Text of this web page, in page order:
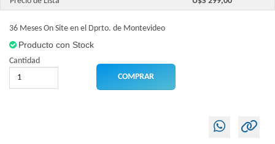
36 Meses On Site en el Dprto. de Montevideo
Producto con Stock
Cantidad